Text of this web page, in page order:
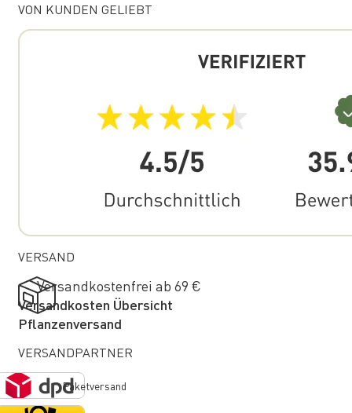
VERSAND
Versandkostenfrei ab 69 €
Versandkosten Übersicht
Pflanzenversand
VERSANDPARTNER
Paketversand
VON KUNDEN GELIEBT